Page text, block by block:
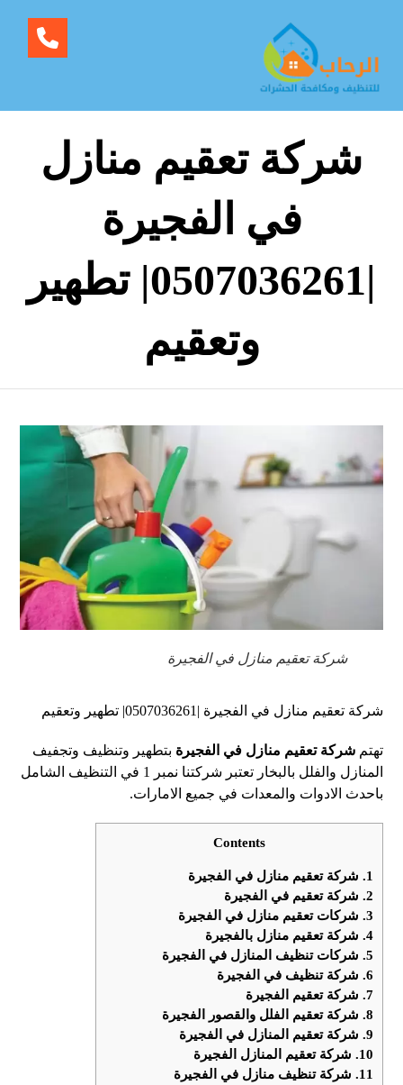
شركة تعقيم منازل
في الفجيرة
|0507036261| تطهير
وتعقيم
شركة تعقيم منازل في الفجيرة
شركة تعقيم منازل في الفجيرة |0507036261| تطهير وتعقيم
تهتمشركة تعقيم منازل في الفجيرة بتطهير وتنظيف وتجفيف
المنازل والفلل بالبخار تعتبر شركتنا نمبر 1 في التنظيف الشامل
باحدث الادوات والمعدات في جميع الامارات.
Contents
1. شركة تعقيم منازل في الفجيرة
2. شركة تعقيم في الفجيرة
3. شركات تعقيم منازل في الفجيرة
4. شركة تعقيم منازل بالفجيرة
5. شركات تنظيف المنازل في الفجيرة
6. شركة تنظيف في الفجيرة
7. شركة تعقيم الفجيرة
8. شركة تعقيم الفلل والقصور الفجيرة
9. شركة تعقيم المنازل في الفجيرة
10. شركة تعقيم المنازل الفجيرة
11. شركة تنظيف منازل في الفجيرة